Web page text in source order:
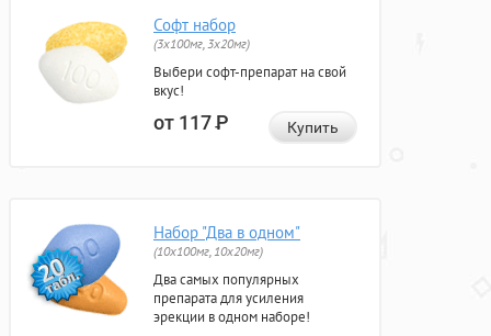
Софт набор
(3x100мг, 3x20мг)
Выбери софт-препарат на свой
вкус!
от 117Р Купить
Набор "Два в одном"
(10x100мг, 10x20мг)
Два самых популярных
препарата для усиления
эрекции в одном наборе!